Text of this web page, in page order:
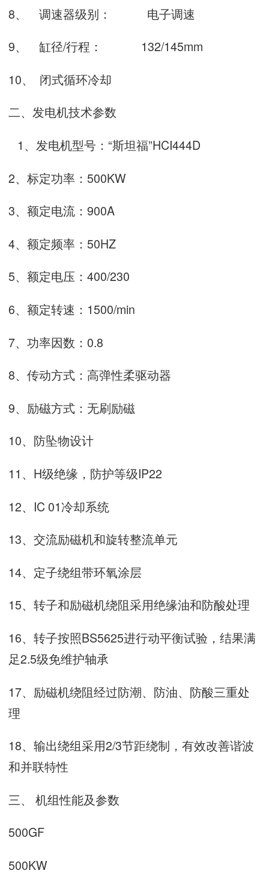
8、 调速器级别：
电子调速
9、
缸径/行程：
132/145mm
10、
闭式循环冷却
二、发电机技术参数
1 、发电机型号：“斯坦福”HCI444D
2、标定功率： 500KW
3、额定电流： 900A
4、额定频率： 50HZ
5、额定电压： 400/230
6、额定转速： 1500/min
7、功率因数： 0.8
8、传动方式：高弹性柔驱动器
9、励磁方式：无刷励磁
10、防坠物设计
11 、 H级绝缘，防护等级IP22
12、 IC 01冷却系统
13、交流励磁机和旋转整流单元
14、定子绕组带环氧涂层
15、转子和励磁机绕阻采用绝缘油和防酸处理
16、转子按照BS5625进行动平衡试验，结果满
足2.5级免维护轴承
17、励磁机绕阻经过防潮、防油、防酸三重处
理
18、输出绕组采用2/3节距绕制，有效改善谐波
和并联特性
三、 机组性能及参数
500GF
500KW